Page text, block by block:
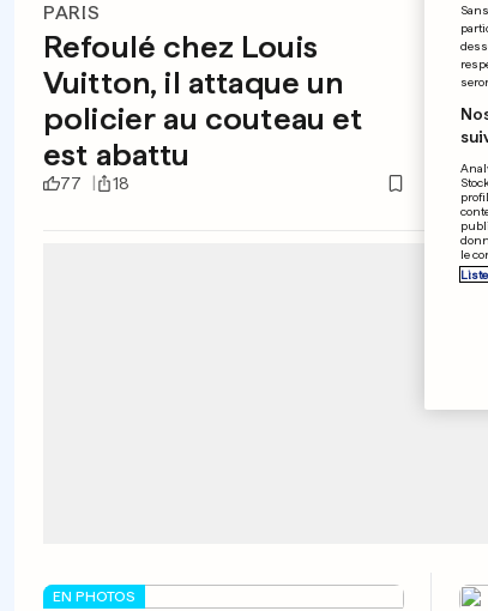
PARIS
Refoulé chez Louis
Vuitton, il attaque un
policier au couteau et
est abattu
77 18
EN PHOTOS
le